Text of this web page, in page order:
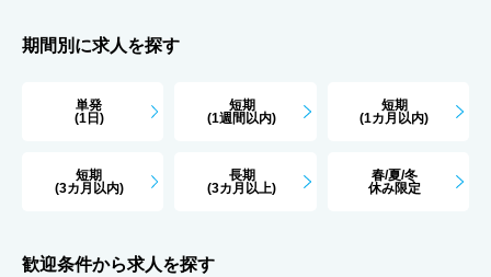
期間別に求人を探す
単発
(1日)
短期
(1週間以内)
短期
(1カ月以内)
短期
(3カ月以内)
長期
(3カ月以上)
春/夏/冬
休み限定
歓迎条件から求人を探す